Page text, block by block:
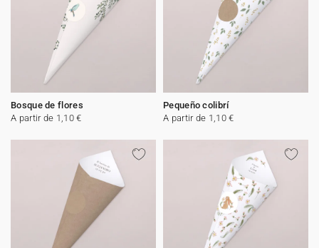
Bosque de flores
A partir de 1,10 €
Pequeño colibrí
A partir de 1,10 €